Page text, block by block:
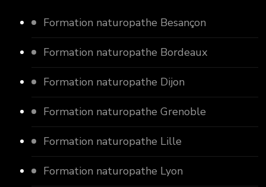
Formation naturopathe Besançon
Formation naturopathe Bordeaux
Formation naturopathe Dijon
Formation naturopathe Grenoble
Formation naturopathe Lille
Formation naturopathe Lyon